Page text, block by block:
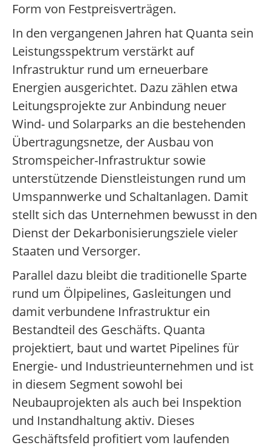
Form von Festpreisverträgen.
In den vergangenen Jahren hat Quanta sein
Leistungsspektrum verstärkt auf
Infrastruktur rund um erneuerbare
Energien ausgerichtet. Dazu zählen etwa
Leitungsprojekte zur Anbindung neuer
Wind- und Solarparks an die bestehenden
Übertragungsnetze, der Ausbau von
Stromspeicher-Infrastruktur sowie
unterstützende Dienstleistungen rund um
Umspannwerke und Schaltanlagen. Damit
stellt sich das Unternehmen bewusst in den
Dienst der Dekarbonisierungsziele vieler
Staaten und Versorger.
Parallel dazu bleibt die traditionelle Sparte
rund um Ölpipelines, Gasleitungen und
damit verbundene Infrastruktur ein
Bestandteil des Geschäfts. Quanta
projektiert, baut und wartet Pipelines für
Energie- und Industrieunternehmen und ist
in diesem Segment sowohl bei
Neubauprojekten als auch bei Inspektion
und Instandhaltung aktiv. Dieses
Geschäftsfeld profitiert vom laufenden